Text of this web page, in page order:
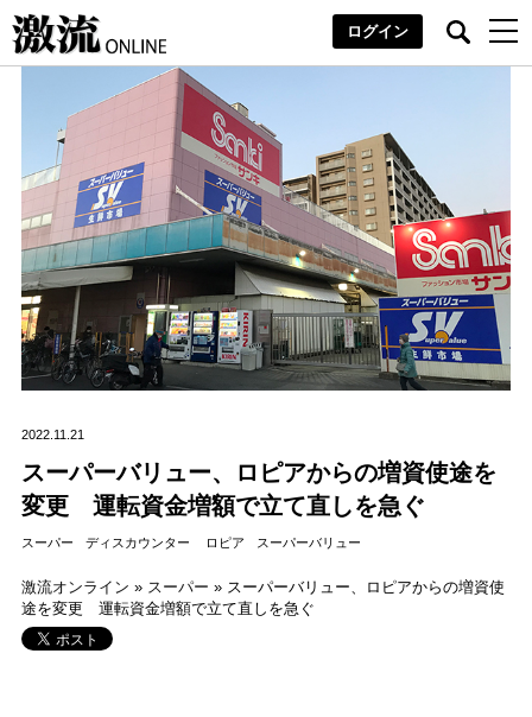
ログイン
2022.11.21
スーパーバリュー、ロピアからの増資使途を
変更 運転資金増額で立て直しを急ぐ
スーパー ディスカウンター ロピア スーパーバリュー
激流オンライン » スーパー » スーパーバリュー、ロピアからの増資使
途を変更 運転資金増額で立て直しを急ぐ